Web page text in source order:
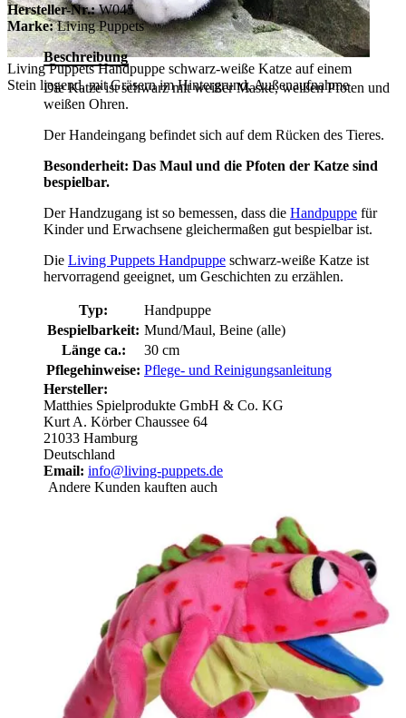
Living Puppets Handpuppe schwarz-weiße Katze auf einem
Stein liegend, mit Gräsern im Hintergrund, Außenaufnahme
Hersteller-Nr.: W045
Marke: Living Puppets
Beschreibung
Die Katze ist schwarz mit weißer Maske, weißen Pfoten und
weißen Ohren.
Der Handeingang befindet sich auf dem Rücken des Tieres.
Besonderheit: Das Maul und die Pfoten der Katze sind
bespielbar.
Der Handzugang ist so bemessen, dass die Handpuppe für
Kinder und Erwachsene gleichermaßen gut bespielbar ist.
Die Living Puppets Handpuppe schwarz-weiße Katze ist
hervorragend geeignet, um Geschichten zu erzählen.
Typ:
Handpuppe
Bespielbarkeit: Mund/Maul, Beine (alle)
Länge ca.:
30 cm
Pflegehinweise: Pflege- und Reinigungsanleitung
Hersteller:
Matthies Spielprodukte GmbH & Co. KG
Kurt A. Körber Chaussee 64
21033 Hamburg
Deutschland
Email: info@living-puppets.de
Andere Kunden kauften auch